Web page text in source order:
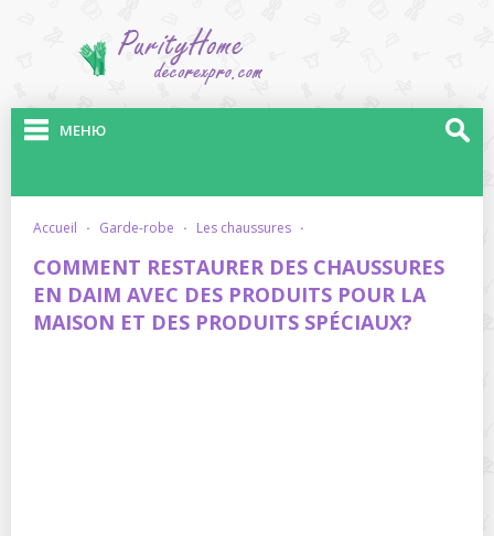
МЕНЮ
accueil · garde-robe · les chaussures ·
COMMENT RESTAURER DES CHAUSSURES
EN DAIM AVEC DES PRODUITS POUR LA
MAISON ET DES PRODUITS SPÉCIAUX?